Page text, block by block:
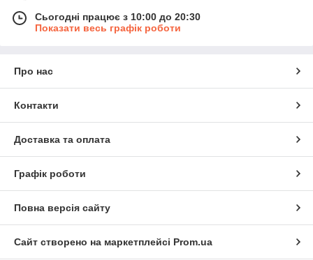
Сьогодні працює з 10:00 до 20:30
Показати весь графік роботи
Про нас
Контакти
Доставка та оплата
Графік роботи
Повна версія сайту
Сайт створено на маркетплейсі Prom.ua